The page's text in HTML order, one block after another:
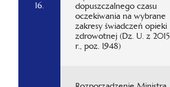
16.
dopuszczalnego czasu
oczekiwania na wybrane
zakresy świadczeń opieki
zdrowotnej (Dz. U. z 2015
r., poz. 1948)